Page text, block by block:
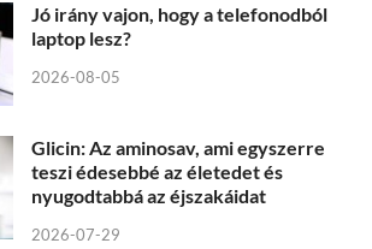
Jó irány vajon, hogy a telefonodból
laptop lesz?
2026-08-05
Glicin: Az aminosav, ami egyszerre
teszi édesebbé az életedet és
nyugodtabbá az éjszakáidat
2026-07-29